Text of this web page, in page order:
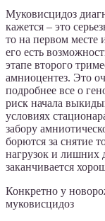
Муковисцидоз
кажется – это
то на первом месте
его есть
этапе второго
амниоцентез. Это
подробнее все о
риск начала
условиях
забору
борются за снятие
нагрузок и лишних
заканчивается
Конкретно у
муковисцидоз